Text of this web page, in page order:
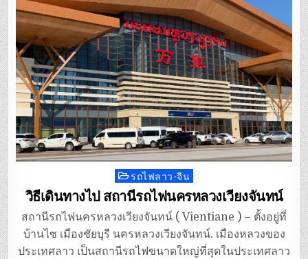
Posted
in
รถไฟลาว-จีน
วิธีเดินทางไป สถานีรถไฟนครหลวงเวียงจันทน์
สถานีรถไฟนครหลวงเวียงจันทน์ ( Vientiane ) – ตั้งอยู่ที่
บ้านไซ เมืองชัยบุรี นครหลวงเวียงจันทน์. เมืองหลวงของ
ประเทศลาว เป็นสถานีรถไฟขนาดใหญ่ที่สุดในประเทศลาว